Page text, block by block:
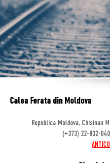
Calea Ferata din Moldova
Republica Moldova, Chisinau
(+373) 22-832-